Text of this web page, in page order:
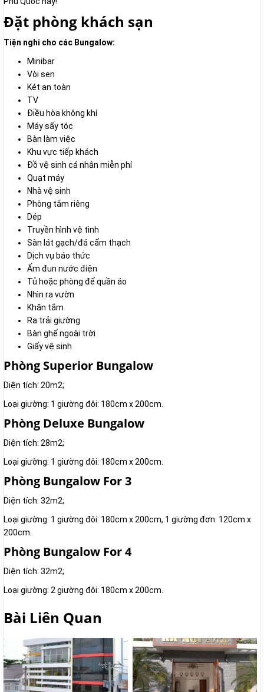
Đặt phòng khách sạn
Tiện nghi cho các Bungalow:
Minibar
Vòi sen
Két an toàn
TV
Điều hòa không khí
Máy sấy tóc
Bàn làm việc
Khu vực tiếp khách
Đồ vệ sinh cá nhân miễn phí
Quạt máy
Nhà vệ sinh
Phòng tắm riêng
Dép
Truyền hình vệ tinh
Sàn lát gạch/đá cẩm thạch
Dịch vụ báo thức
Ấm đun nước điện
Tủ hoặc phòng để quần áo
Nhìn ra vườn
Khăn tắm
Ra trải giường
Bàn ghế ngoài trời
Giấy vệ sinh
Phòng Superior Bungalow
Diện tích: 20m2;
Loại giường: 1 giường đôi: 180cm x 200cm.
Phòng Deluxe Bungalow
Diện tích: 28m2;
Loại giường: 1 giường đôi: 180cm x 200cm.
Phòng Bungalow For 3
Diện tích: 32m2;
Loại giường: 1 giường đôi: 180cm x 200cm, 1 giường đơn: 120cm x
200cm.
Phòng Bungalow For 4
Diện tích: 32m2;
Loại giường: 2 giường đôi: 180cm x 200cm.
Bài Liên Quan